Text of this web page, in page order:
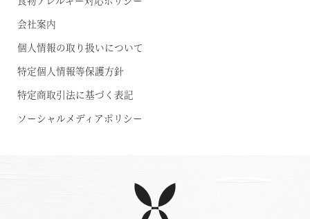
会社案内
個人情報の取り扱いについて
特定個人情報等保護方針
特定商取引法に基づく表記
ソーシャルメディアポリシー